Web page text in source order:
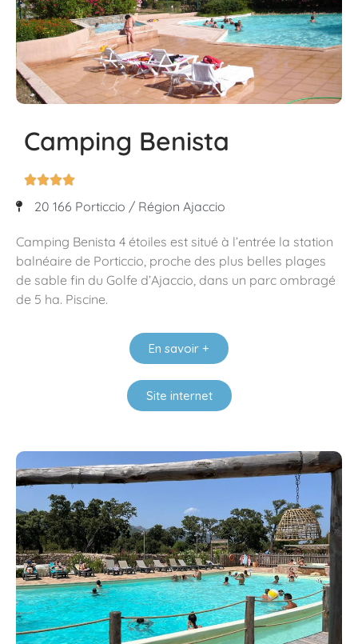
Camping Benista

20 166 Porticcio / Région Ajaccio
Camping Benista 4 étoiles est situé à l’entrée la station
balnéaire de Porticcio, proche des plus belles plages
de sable fin du Golfe d’Ajaccio, dans un parc ombragé
de 5 ha. Piscine.
En savoir +
Site internet